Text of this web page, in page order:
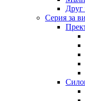
Друг
Серия за